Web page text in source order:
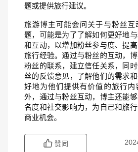
题或提供旅行建议。
旅游博主可能会问关于与粉丝互
题，可能是为了了解如何更好地
和互动，以增加粉丝参与度、提
旅行经验。通过与粉丝的互动，
粉丝的联系，建立信任关系，同
丝的反馈意见，了解他们的需求
好地为他们提供有价值的旅行内
外，通过与粉丝互动，博主还能
名度和社交影响力，为自己和旅
商业机会。
赞同